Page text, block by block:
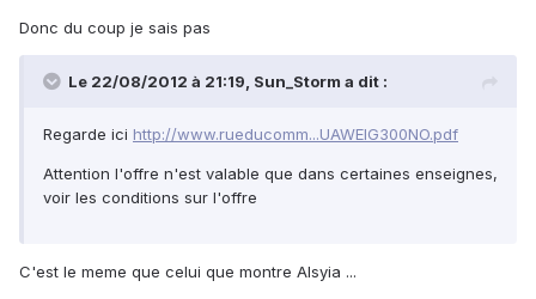
Donc du coup je sais pas
Le 22/08/2012 à 21:19, Sun_Storm a dit :
Regarde ici http://www.rueducomm...UAWEIG300NO.pdf
Attention l'offre n'est valable que dans certaines enseignes,
voir les conditions sur l'offre
C'est le meme que celui que montre Alsyia ...